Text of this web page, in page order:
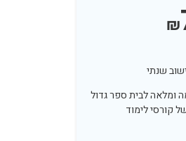
₪
שנתי
ומלאה לבית ספר גדול
קורסי לימוד